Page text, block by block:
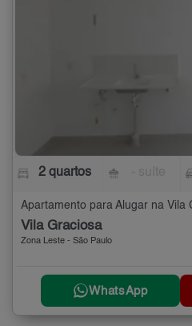
2 quartos
Vila Graciosa
Zona Leste - São Paulo
WhatsApp